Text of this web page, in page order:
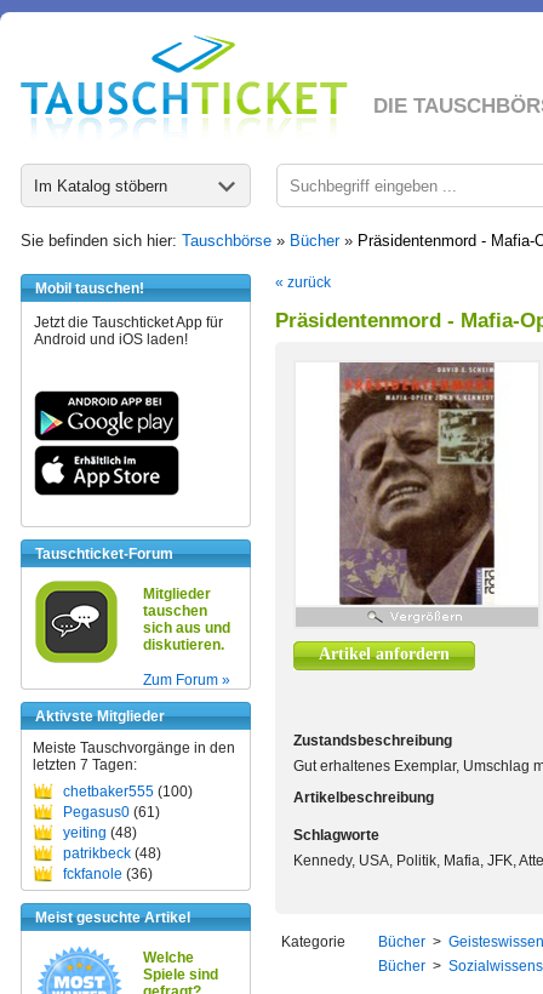
DIE
Im Katalog stöbern
Sie befinden sich hier: Tauschbörse » Bücher» Präsidentenmord - Mafia-
Mobil tauschen!
Jetzt die Tauschticket App für
Android und iOS laden!
Tauschticket-Forum
Mitglieder
tauschen
sich aus und
diskutieren.
Zum Forum »
Aktivste Mitglieder
Meiste Tauschvorgänge in den
letzten 7 Tagen:
chetbaker555 (100)
Pegasus0 (61)
yeiting (48)
patrikbeck (48)
fckfanole (36)
Meist gesuchte Artikel
Welche
Spiele sind
« zurück
Präsidentenmord - Mafia-
Artikel anfordern
Zustandsbeschreibung
Gut erhaltenes Exemplar, Umschlag
Artikelbeschreibung
Schlagworte
Kennedy, USA, Politik, Mafia, JFK,
Kategorie Bücher >
Bücher >